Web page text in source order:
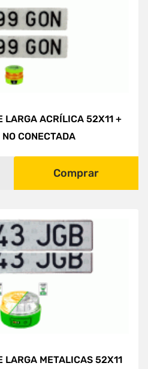
LARGA ACRÍLICA 52X11 +
CONECTADA
Comprar
LARGA METALICAS 52X11